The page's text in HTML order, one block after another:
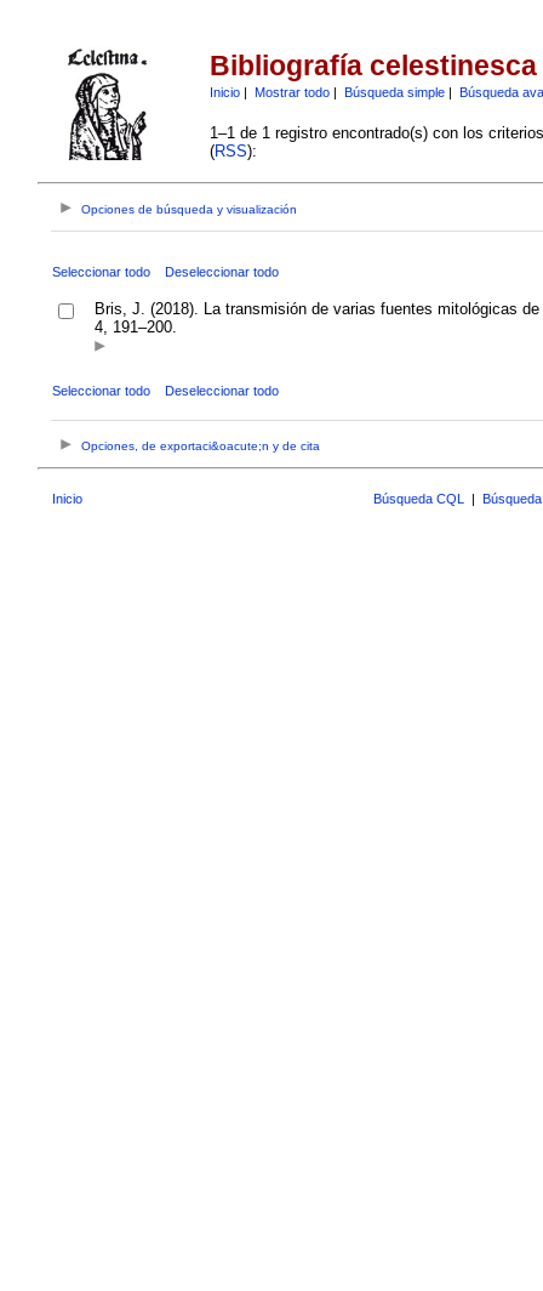
Bibliografía celestinesca
Inicio| Mostrar todo| Búsqueda simple| Búsqueda
1–1 de 1 registro encontrado(s) con los
(RSS):
Opciones de búsqueda y visualización
Seleccionar todo Deseleccionar todo
Bris, J. (2018). La transmisión de varias fuentes mitológicas
4, 191–200.
Seleccionar todo Deseleccionar todo
Opciones, de exportaci&oacute;n y de cita
Inicio Búsqueda CQL |